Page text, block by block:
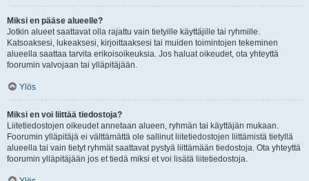
Miksi en pääse alueelle?
Jotkin alueet saattavat olla rajattu vain tietyille käyttäjille tai ryhmille.
Katsoaksesi, lukeaksesi, kirjoittaaksesi tai muiden toimintojen tekeminen
alueella saattaa tarvita erikoisoikeuksia. Jos haluat oikeudet, ota yhteyttä
foorumin valvojaan tai ylläpitäjään.
Ylös
Miksi en voi liittää tiedostoja?
Liitetiedostojen oikeudet annetaan alueen, ryhmän tai käyttäjän mukaan.
Foorumin ylläpitäjä ei välttämättä ole sallinut liitetiedostojen liittämistä tietyllä
alueella tai vain tietyt ryhmät saattavat pystyä liittämään tiedostoja. Ota yhteyttä
foorumin ylläpitäjään jos et tiedä miksi et voi lisätä liitetiedostoja.